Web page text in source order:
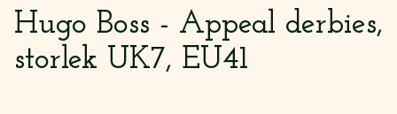
Hugo Boss - Appeal derbies,
storlek UK7, EU41